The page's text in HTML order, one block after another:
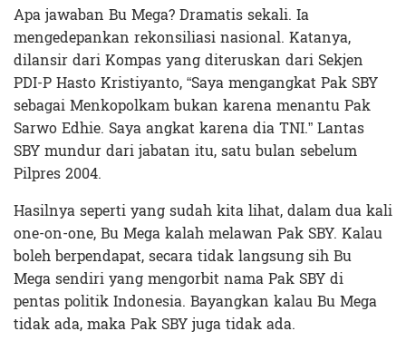
Apa jawaban Bu Mega? Dramatis sekali. Ia
mengedepankan rekonsiliasi nasional. Katanya,
dilansir dari Kompas yang diteruskan dari Sekjen
PDI-P Hasto Kristiyanto, “Saya mengangkat Pak SBY
sebagai Menkopolkam bukan karena menantu Pak
Sarwo Edhie. Saya angkat karena dia TNI.” Lantas
SBY mundur dari jabatan itu, satu bulan sebelum
Pilpres 2004.
Hasilnya seperti yang sudah kita lihat, dalam dua kali
one-on-one, Bu Mega kalah melawan Pak SBY. Kalau
boleh berpendapat, secara tidak langsung sih Bu
Mega sendiri yang mengorbit nama Pak SBY di
pentas politik Indonesia. Bayangkan kalau Bu Mega
tidak ada, maka Pak SBY juga tidak ada.